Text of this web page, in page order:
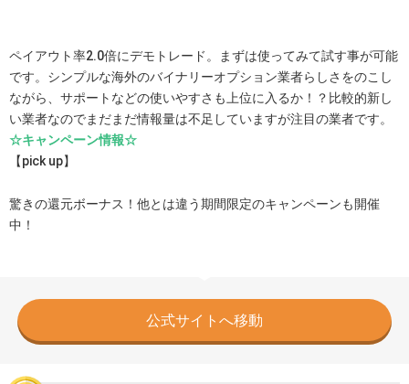
ペイアウト率2.0倍にデモトレード。まずは使ってみて試す事が可能
です。シンプルな海外のバイナリーオプション業者らしさをのこし
ながら、サポートなどの使いやすさも上位に入るか！？比較的新し
い業者なのでまだまだ情報量は不足していますが注目の業者です。
☆キャンペーン情報☆
【pick up】
驚きの還元ボーナス！他とは違う期間限定のキャンペーンも開催
中！
公式サイトへ移動